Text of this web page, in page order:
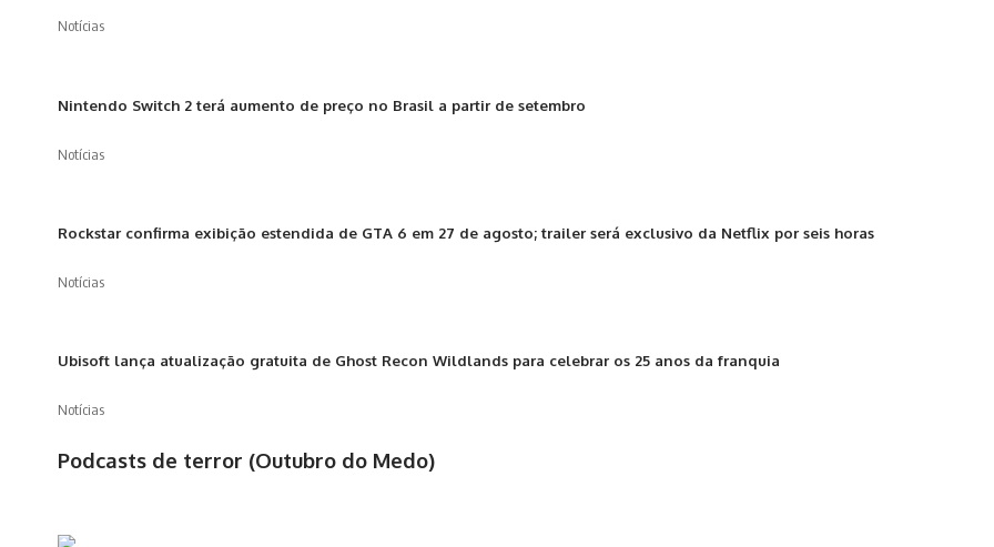
Notícias
Nintendo Switch 2 terá aumento de preço no Brasil a partir de setembro
Notícias
Rockstar confirma exibição estendida de GTA 6 em 27 de agosto; trailer será exclusivo da Netflix por seis horas
Notícias
Ubisoft lança atualização gratuita de Ghost Recon Wildlands para celebrar os 25 anos da franquia
Notícias
Podcasts de terror (Outubro do Medo)